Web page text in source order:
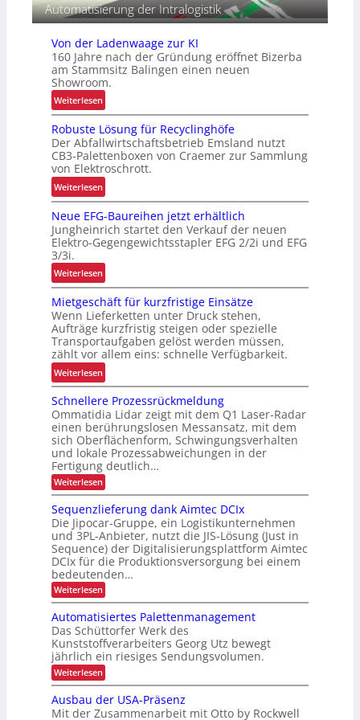
b
e
r
i
e
b
l
i
c
h
e
n
L
a
s
t
e
n
r
a
n
s
p
o
r
t
r
j
e
k
t
i
n
Automatisierung der Intralogistik
Von der Ladenwaage zur KI
160 Jahre nach der Gründung eröffnet Bizerba
am Stammsitz Balingen einen neuen
Showroom.
Weiterlesen:
V
o
n
d
e
r
L
a
d
n
w
a
a
g
e
z
u
r
K
I
Robuste Lösung für Recyclinghöfe
Der Abfallwirtschaftsbetrieb Emsland nutzt
CB3-Palettenboxen von Craemer zur Sammlung
von Elektroschrott.
Weiterlesen:
R
o
b
u
s
t
L
ö
s
u
g
f
ü
r
R
e
c
y
c
l
i
n
g
h
ö
f
e
Neue EFG-Baureihen jetzt erhältlich
Jungheinrich startet den Verkauf der neuen
Elektro-Gegengewichtsstapler EFG 2/2i und EFG
3/3i.
Weiterlesen:
N
e
u
e
E
F
G
B
a
u
r
e
i
e
n
j
e
t
z
e
r
h
ä
l
t
l
Mietgeschäft für kurzfristige Einsätze
Wenn Lieferketten unter Druck stehen,
Aufträge kurzfristig steigen oder spezielle
Transportaufgaben gelöst werden müssen,
zählt vor allem eins: schnelle Verfügbarkeit.
Weiterlesen:
M
i
e
t
g
e
s
c
h
ä
f
t
f
ü
r
k
u
r
z
f
i
Schnellere Prozessrückmeldung
Ommatidia Lidar zeigt mit dem Q1 Laser-Radar
einen berührungslosen Messansatz, mit dem
sich Oberflächenform, Schwingungsverhalten
und lokale Prozessabweichungen in der
Fertigung deutlich…
Weiterlesen:
S
c
h
n
e
l
l
e
r
e
P
r
o
z
e
s
s
r
c
k
Sequenzlieferung dank Aimtec DCIx
Die Jipocar-Gruppe, ein Logistikunternehmen
und 3PL-Anbieter, nutzt die JIS-Lösung (Just in
Sequence) der Digitalisierungsplattform Aimtec
DCIx für die Produktionsversorgung bei einem
bedeutenden…
Weiterlesen:
S
q
u
e
n
z
l
i
e
f
Automatisiertes Palettenmanagement
Das Schüttorfer Werk des
Kunststoffverarbeiters Georg Utz bewegt
jährlich ein riesiges Sendungsvolumen.
Weiterlesen:
A
t
o
Ausbau der USA-Präsenz
Mit der Zusammenarbeit mit Otto by Rockwell